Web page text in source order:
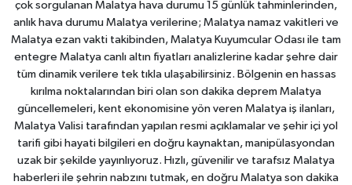
çok sorgulanan Malatya hava durumu 15 günlük tahminlerinden,
anlık hava durumu Malatya verilerine; Malatya namaz vakitleri ve
Malatya ezan vakti takibinden, Malatya Kuyumcular Odası ile tam
entegre Malatya canlı altın fiyatları analizlerine kadar şehre dair
tüm dinamik verilere tek tıkla ulaşabilirsiniz. Bölgenin en hassas
kırılma noktalarından biri olan son dakika deprem Malatya
güncellemeleri, kent ekonomisine yön veren Malatya iş ilanları,
Malatya Valisi tarafından yapılan resmi açıklamalar ve şehir içi yol
tarifi gibi hayati bilgileri en doğru kaynaktan, manipülasyondan
uzak bir şekilde yayınlıyoruz. Hızlı, güvenilir ve tarafsız Malatya
haberleri ile şehrin nabzını tutmak, en doğru Malatya son dakika